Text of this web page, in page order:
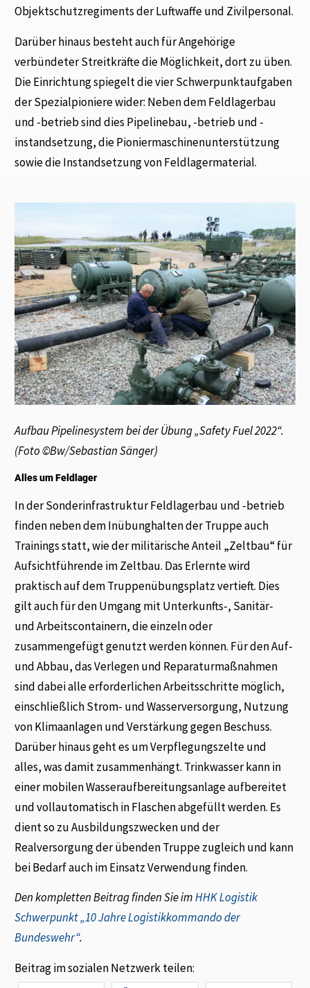
Objektschutzregiments der Luftwaffe und Zivilpersonal.
Darüber hinaus besteht auch für Angehörige
verbündeter Streitkräfte die Möglichkeit, dort zu üben.
Die Einrichtung spiegelt die vier Schwerpunktaufgaben
der Spezialpioniere wider: Neben dem Feldlagerbau
und -betrieb sind dies Pipelinebau, -betrieb und -
instandsetzung, die Pioniermaschinenunterstützung
sowie die Instandsetzung von Feldlagermaterial.
Aufbau Pipelinesystem bei der Übung „Safety Fuel 2022“.
(Foto ©Bw/Sebastian Sänger)
Alles um Feldlager
In der Sonderinfrastruktur Feldlagerbau und -betrieb
finden neben dem Inübunghalten der Truppe auch
Trainings statt, wie der militärische Anteil „Zeltbau“ für
Aufsichtführende im Zeltbau. Das Erlernte wird
praktisch auf dem Truppenübungsplatz vertieft. Dies
gilt auch für den Umgang mit Unterkunfts-, Sanitär-
und Arbeitscontainern, die einzeln oder
zusammengefügt genutzt werden können. Für den Auf-
und Abbau, das Verlegen und Reparaturmaßnahmen
sind dabei alle erforderlichen Arbeitsschritte möglich,
einschließlich Strom- und Wasserversorgung, Nutzung
von Klimaanlagen und Verstärkung gegen Beschuss.
Darüber hinaus geht es um Verpflegungszelte und
alles, was damit zusammenhängt. Trinkwasser kann in
einer mobilen Wasseraufbereitungsanlage aufbereitet
und vollautomatisch in Flaschen abgefüllt werden. Es
dient so zu Ausbildungszwecken und der
Realversorgung der übenden Truppe zugleich und kann
bei Bedarf auch im Einsatz Verwendung finden.
Den kompletten Beitrag finden Sie imHHK Logistik
Schwerpunkt „10 Jahre Logistikkommando der
Bundeswehr“.
Beitrag im sozialen Netzwerk teilen: